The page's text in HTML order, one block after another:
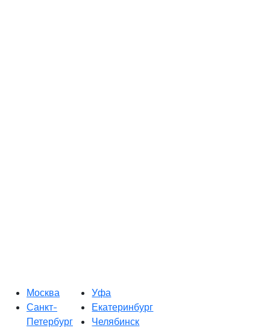
Москва
Санкт-
Петербург
Уфа
Екатеринбург
Челябинск